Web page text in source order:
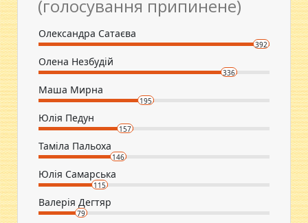
(голосування припинене)
Олександра Сатаєва
392
Олена Незбудій
336
Маша Мирна
195
Юлія Педун
157
Таміла Пальоха
146
Юлія Самарська
115
Валерія Дегтяр
79